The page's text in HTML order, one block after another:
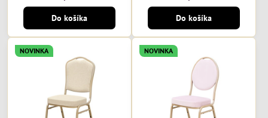
pohostinstvá. Má hnedý rám a
medovo tónované čalúnenie Moss
48 od poľskej značky Davis –
medový odtieň s mäkkým
povrchom - je ideálna do svetlých
priestorov. Stolička kombinuje
klasický dizajn s modernou
funkčnosťou. Je odolná, pohodlná a
pripravená na...
Do košíka
pohostinstvá. Má béžový rám a
čalúnenie Soro 02 od poľskej
značky Davis – béžová farba s
mäkkým povrchom je ideálna do
svetlých priestorov. Stolička
kombinuje klasický dizajn s
modernou funkčnosťou. Je odolná,
pohodlná a pripravená na
každodenné použitie...
Do košíka
NOVINKA NOVINKA